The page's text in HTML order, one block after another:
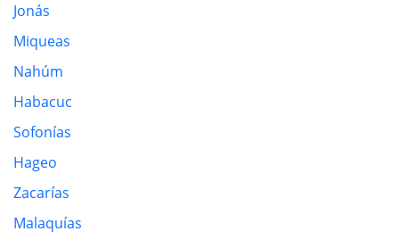
Jonás
Miqueas
Nahúm
Habacuc
Sofonías
Hageo
Zacarías
Malaquías